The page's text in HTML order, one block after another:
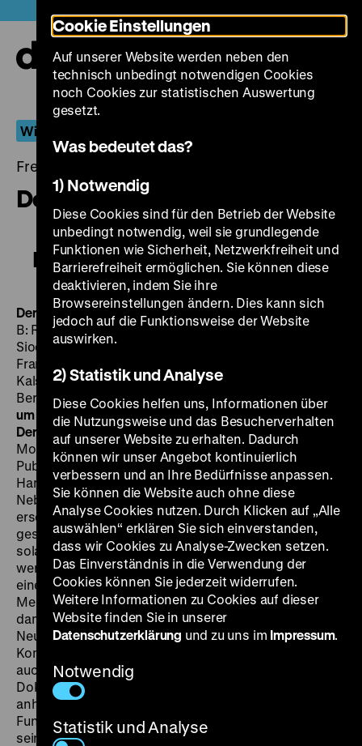
zum
Seiteninhalt
springen
Wiederentdeckt
Freitag, 01. März 2019, 19.00 - 00.00 Uhr
Der Schuß im Tonfilmatelier
Der Schuß im Tonfilmatelier
Der Schuß im TonfilmatelierD 1930, R/P: Alfred Zeisler,
B: Rudolf Katscher, Egon Eis, nach einer Idee von Kurt
Siodmak, K: Werner Brandes, D: Gerda Maurus, Harry
Frank, Ernst Stahl-Nachbauer, Alfred Beierle, Erwin
Kalser, Erich Kestin, Paul Kemp, Robert T. Thoeren,
Berthe Ostyn, Hertha von Walther, 65’· DCP FR 01.03.
um 19 Uhr · Einführung: Oliver Hanley
Vorfilm
Trailer zu
Der Schuß im Tonfilmatelier, 3' · DCP Ein sensationeller
Mordfall am Film-Set: Bei Dreharbeiten mit den
Publikumslieblingen Gerda Maurus (Frau im Mond
Harry Frank (Am Rande der Sahara) wird eine junge
Nebendarstellerin unter mysteriösen Umständen
erschossen. Die Tore zum Studio werden daraufhin
geschlossen, Polizei rückt an und der ganze Stab ist
solange verdächtig, bis der wahre Täter gefunden
werden kann. Nur scheint dieser den Polizisten immer
einen Schritt voraus zu sein, bis es mithilfe des neuen
Mediums Tonfilm gelingt, das Rätsel zu lösen. Die
damals hochmodernen Tonfilm-Studios der Ufa in
Neubabelsberg dienen als Kulisse für eine flotte Krimi-
Komödie aus der Feder von Kurt Siodmak, die parallel
auch als Buch erschienen ist. Spiel- und
Dokumentarfilm werden miteinander verwoben, und
anhand der fiktiven Handlung lernt das Publikum die
Funktionsweise der Tonfilmproduktion am Beginn
seiner Industrie-Eroberung kennen: „Ein wirklicher
Cookie Einstellungen
Auf unserer Website werden neben den
technisch unbedingt notwendigen Cookies
noch Cookies zur statistischen Auswertung
gesetzt.
Was bedeutet das?
1) Notwendig
Diese Cookies sind für den Betrieb der Website
unbedingt notwendig, weil sie grundlegende
Funktionen wie Sicherheit, Netzwerkfreiheit und
Barrierefreiheit ermöglichen. Sie können diese
deaktivieren, indem Sie ihre
Browsereinstellungen ändern. Dies kann sich
jedoch auf die Funktionsweise der Website
auswirken.
2) Statistik und Analyse
Diese Cookies helfen uns, Informationen über
die Nutzungsweise und das Besucherverhalten
auf unserer Website zu erhalten. Dadurch
können wir unser Angebot kontinuierlich
verbessern und an Ihre Bedürfnisse anpassen.
Sie können die Website auch ohne diese
Analyse Cookies nutzen. Durch Klicken auf „Alle
auswählen“ erklären Sie sich einverstanden,
dass wir Cookies zu Analyse-Zwecken setzen.
Das Einverständnis in die Verwendung der
Cookies können Sie jederzeit widerrufen.
Weitere Informationen zu Cookies auf dieser
Website finden Sie in unserer
Datenschutzerklärung und zu uns im Impressum.
Notwendig
Statistik und Analyse